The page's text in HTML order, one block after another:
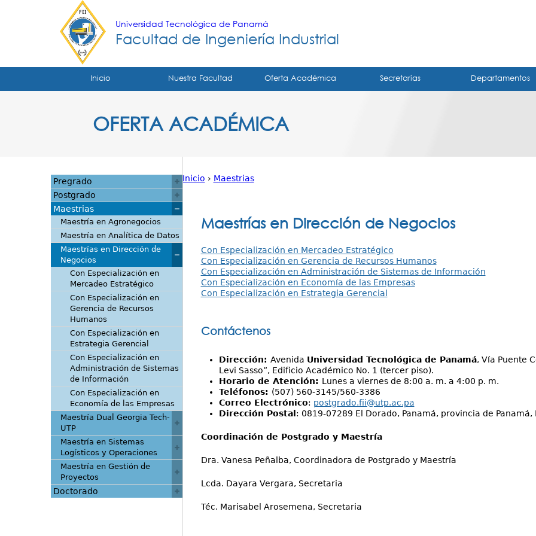
Universidad Tecnológica de Panamá
Facultad de Ingeniería Industrial
Tropical
Principal
Inicio Nuestra Facultad Oferta Académica Secretarías Departamentos
OFERTA ACADÉMICA
está
Inicio › Maestrias
Maestrías en Dirección de Negocios
Con Especialización en Mercadeo Estratégico
Con Especialización en Gerencia de Recursos Humanos
Con Especialización en Administración de Sistemas de Información
Con Especialización en Economía de las Empresas
Con Especialización en Estrategia Gerencial
Contáctenos
Dirección: Avenida Universidad Tecnológica de Panamá, Vía Puente
Levi Sasso”, Edificio Académico No. 1 (tercer piso).
Horario de Atención: Lunes a viernes de 8:00 a. m. a 4:00 p. m.
Teléfonos: (507) 560-3145/560-3386
Correo Electrónico: postgrado.fii@utp.ac.pa
Dirección Postal : 0819-07289 El Dorado, Panamá, provincia de Panamá,
Coordinación de Postgrado y Maestría
Dra. Vanesa Peñalba, Coordinadora de Postgrado y Maestría
Lcda. Dayara Vergara, Secretaria
Téc. Marisabel Arosemena, Secretaria
Pregrado
Postgrado
Maestrias
Maestría en Agronegocios
Maestría en Analítica de Datos
Maestrías en Dirección de
Negocios
Con Especialización en
Mercadeo Estratégico
Con Especialización en
Gerencia de Recursos
Humanos
Con Especialización en
Estrategia Gerencial
Con Especialización en
Administración de Sistemas
de Información
Con Especialización en
Economía de las Empresas
Maestría Dual Georgia Tech-
UTP
Maestría en Sistemas
Logísticos y Operaciones
Maestría en Gestión de
Proyectos
Doctorado